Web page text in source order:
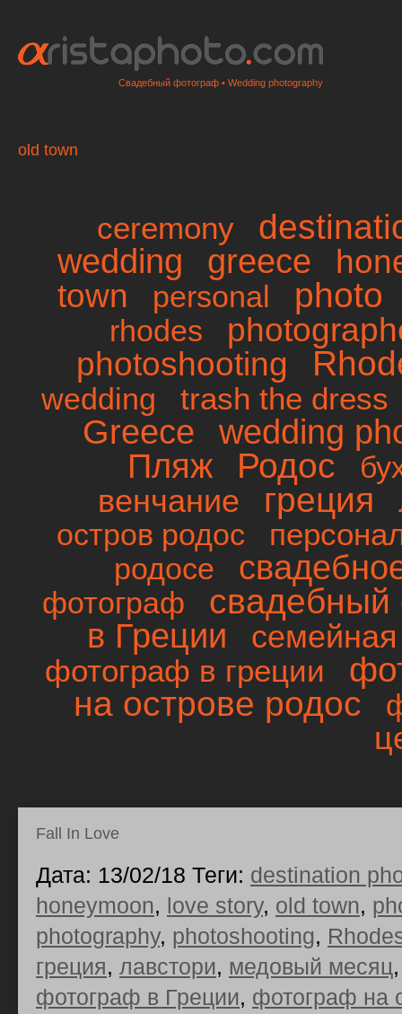
Свадебный фотограф • Wedding photography
old town
ceremony
wedding
greece
town
personal photo
rhodes
photoshooting
wedding trash the dress
Greece wedding
Пляж Родос
венчание греция
остров родос
родосе
фотограф свадебный
в Греции
фотограф в греции
на острове родос
Fall In Love
Дата: 13/02/18 Теги: destination
honeymoon, love story, old town,
photography, photoshooting,
греция, лавстори, медовый месяц
фотограф в Греции, фотограф на